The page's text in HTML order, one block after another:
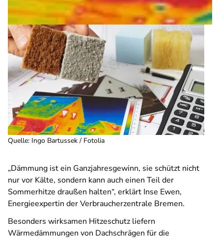
Quelle: Ingo Bartussek / Fotolia
„Dämmung ist ein Ganzjahresgewinn, sie schützt nicht
nur vor Kälte, sondern kann auch einen Teil der
Sommerhitze draußen halten“, erklärt Inse Ewen,
Energieexpertin der Verbraucherzentrale Bremen.
Besonders wirksamen Hitzeschutz liefern
Wärmedämmungen von Dachschrägen für die